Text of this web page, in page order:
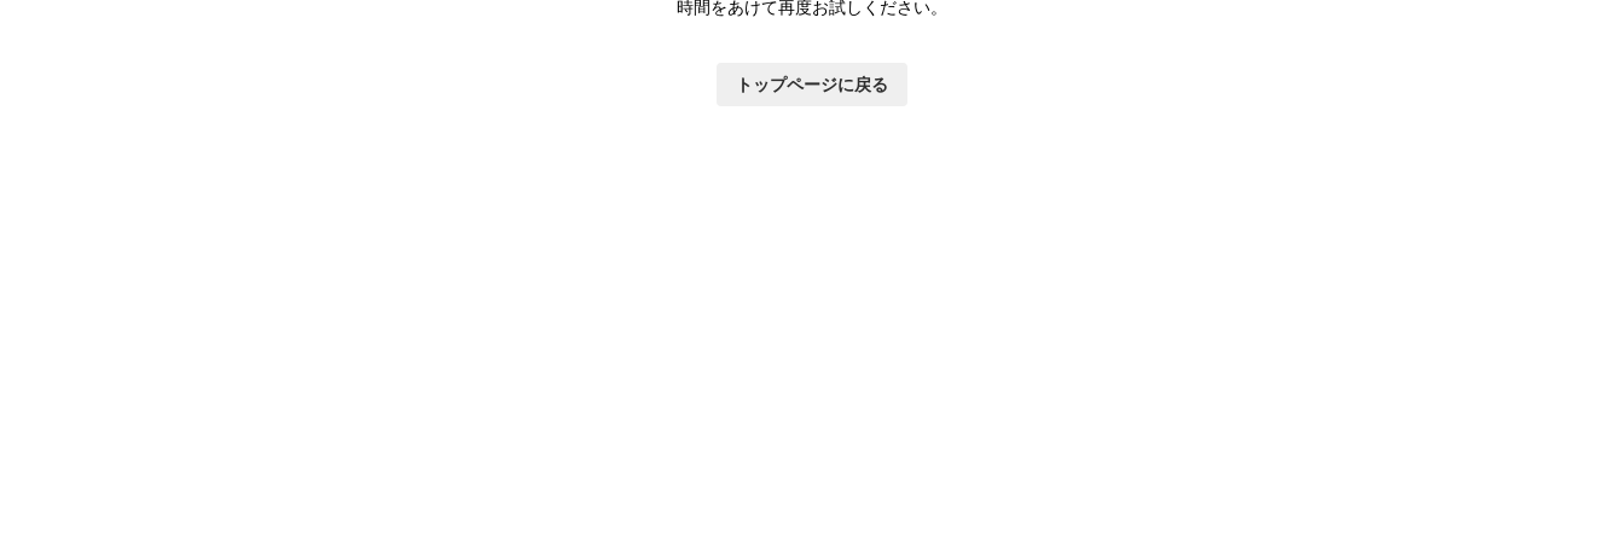
時間をあけて再度お試しください。
トップページに戻る